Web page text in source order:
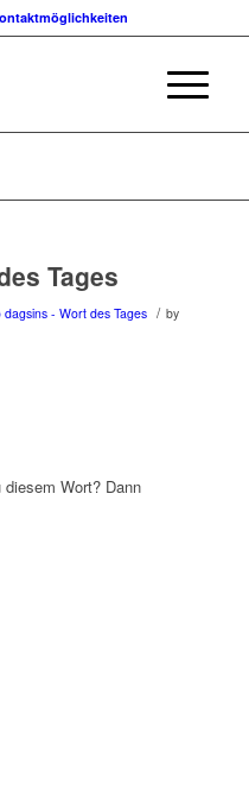
Tages
dagsins - Wort des Tages / by
Wort? Dann